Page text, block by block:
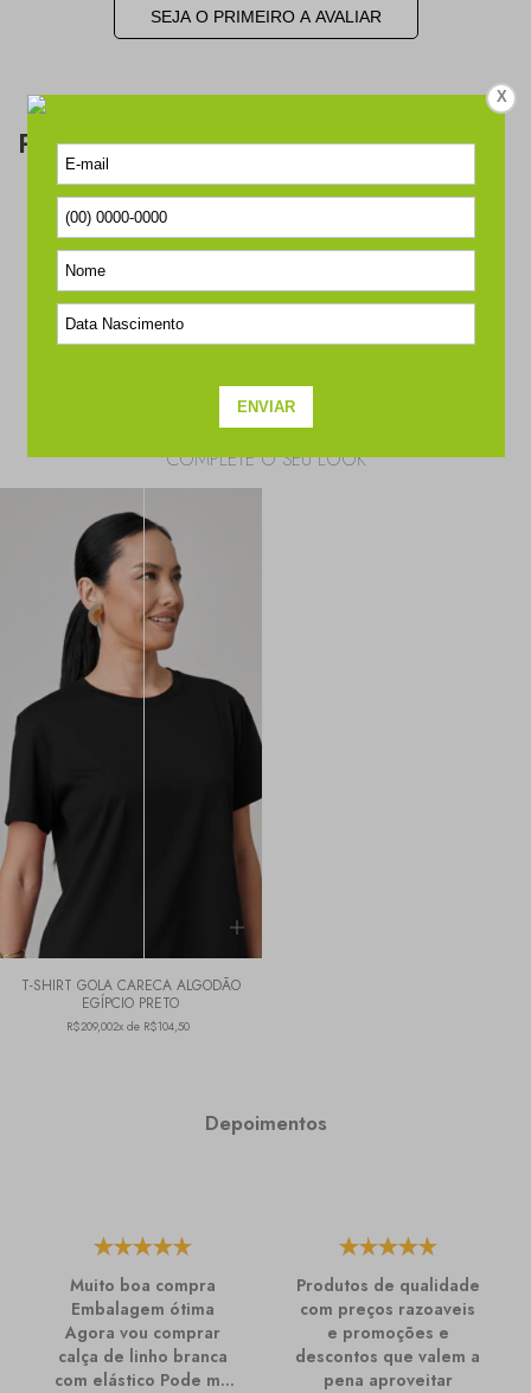
SEJA O PRIMEIRO A AVALIAR
Perguntas & respostas
Este produto ainda não tem perguntas
COMPLETE O SEU LOOK
T-SHIRT GOLA CARECA ALGODÃO
EGÍPCIO PRETO
R$209,002x de R$104,50
Depoimentos
Muito boa compra
Embalagem ótima
Agora vou comprar
calça de linho branca
com elástico Pode me
Produtos de qualidade
com preços razoaveis
e promoções e
descontos que valem a
pena aproveitar
X